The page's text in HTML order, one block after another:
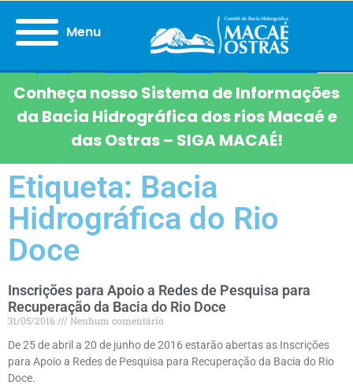
Menu
Conheça nosso Sistema de Informações
da Bacia Hidrográfica dos rios Macaé e
das Ostras – SIGA MACAÉ!
Etiqueta: Bacia
Hidrográfica do Rio
Doce
Inscrições para Apoio a Redes de Pesquisa para
Recuperação da Bacia do Rio Doce
31/05/2016
Nenhum comentário
De 25 de abril a 20 de junho de 2016 estarão abertas as Inscrições
para Apoio a Redes de Pesquisa para Recuperação da Bacia do Rio
Doce.